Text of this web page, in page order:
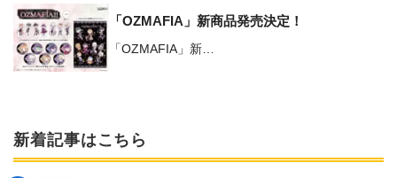
「OZMAFIA」新商品発売決定！
「OZMAFIA」新…
新着記事はこちら